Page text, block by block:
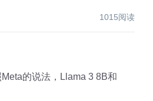
1015阅读